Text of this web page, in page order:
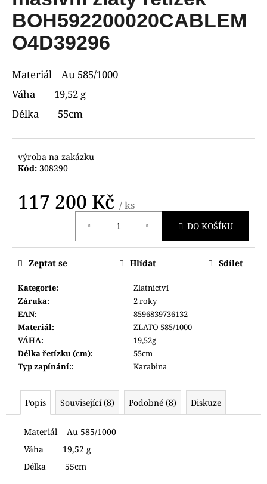
0,0
5
hvězdiček.
BOH592200020CABLEM
O4D39296
Materiál Au 585/1000
Váha 19,52 g
Délka 55cm
výroba na zakázku
Kód: 308290
117 200 Kč / ks
DO KOŠÍKU
Kategorie:
Zlatnictví
Záruka:
2 roky
EAN:
8596839736132
Materiál:
ZLATO 585/1000
VÁHA:
19,52g
Délka řetízku (cm):
55cm
Typ zapínání:: Karabina
Zeptat se Hlídat Sdílet
R
Popis Související (8) Podobné (8) Diskuze
Materiál Au 585/1000
Váha 19,52 g
Délka 55cm
a
j
í
?
HLEDAT
u
e
m
e
HODINKY
FUB9B003W0
400
Kč